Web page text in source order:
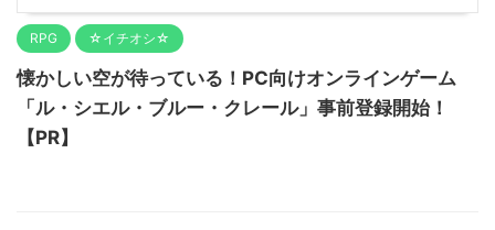
RPG ☆イチオシ☆
懐かしい空が待っている！PC向けオンラインゲーム
「ル・シエル・ブルー・クレール」事前登録開始！
【PR】